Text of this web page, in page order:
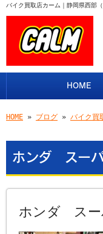
バイク買取店カーム｜静岡県西部
HOME
HOME » ブログ » バイク買
ホンダ スー
ホンダ スー